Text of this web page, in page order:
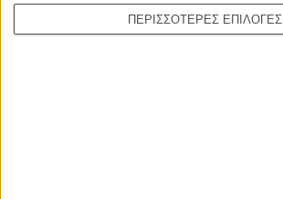
ΠΕΡΙΣΣΟΤΕΡΕΣ ΕΠΙΛΟΓΕΣ